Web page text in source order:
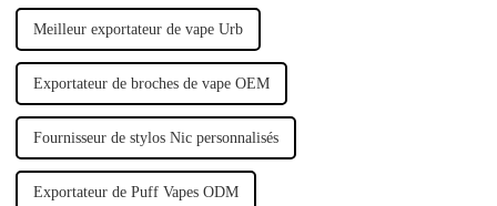
Meilleur exportateur de vape Urb
Exportateur de broches de vape OEM
Fournisseur de stylos Nic personnalisés
Exportateur de Puff Vapes ODM